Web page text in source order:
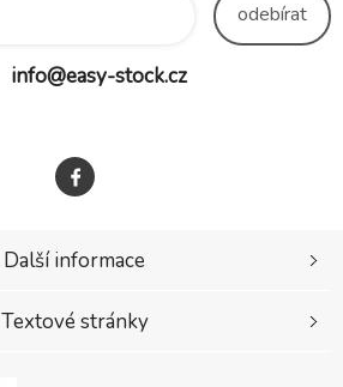
odebírat
info@easy-stock.cz
Další informace
Textové stránky